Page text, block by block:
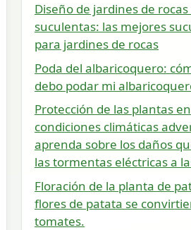
Diseño de jardines de rocas
suculentas: las mejores
para jardines de rocas
Poda del albaricoquero:
debo podar mi
Protección de las plantas en
condiciones climáticas
aprenda sobre los daños
las tormentas eléctricas a
Floración de la planta de
flores de patata se
tomates.